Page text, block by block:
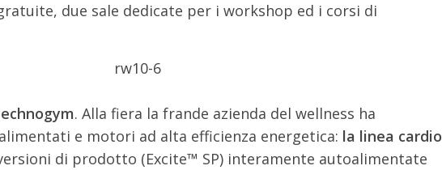
due sale dedicate per i workshop ed i corsi di
. Alla fiera la frande azienda del wellness ha
e motori ad alta efficienza energetica: la linea cardio
di prodotto (Excite™ SP) interamente autoalimentate